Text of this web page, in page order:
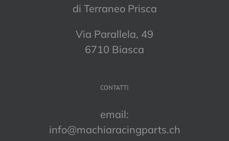
di Terraneo Prisca
Via Parallela, 49
6710 Biasca
CONTATTI
email:
info@machiaracingparts.ch